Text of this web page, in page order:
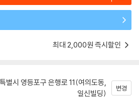
최대 2,000원 즉시할인
별시 영등포구 은행로 11(여의도동,
일신빌딩)
변경